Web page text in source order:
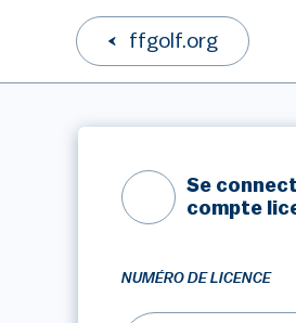
ffgolf.org
Se
compte
NUMÉRO DE LICENCE